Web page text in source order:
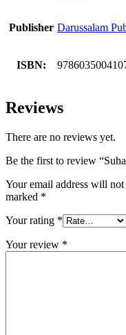
Publisher Darussalam
ISBN:
Reviews
There are no reviews yet.
Be the first to review
Your email address will not
marked *
Your rating *
Your review *